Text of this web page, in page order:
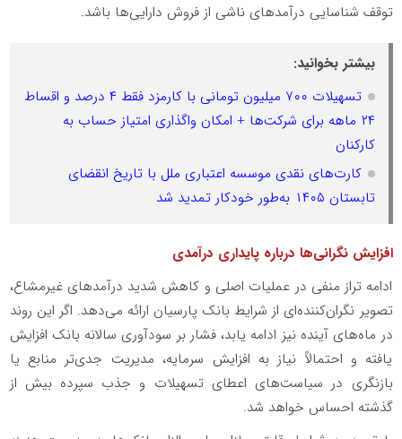
توقف شناسایی درآمدهای ناشی از فروش دارایی‌ها باشد.
بیشتر بخوانید:
تسهیلات ۷۰۰ میلیون تومانی با کارمزد فقط ۴ درصد و اقساط
۲۴ ماهه برای شرکت‌ها + امکان واگذاری امتیاز حساب به
کارکنان
کارت‌های نقدی موسسه اعتباری ملل با تاریخ انقضای
تابستان ۱۴۰۵ به‌طور خودکار تمدید شد
افزایش نگرانی‌ها درباره پایداری درآمدی
ادامه تراز منفی در عملیات اصلی و کاهش شدید درآمدهای غیرمشاع،
تصویر نگران‌کننده‌ای از شرایط بانک پارسیان ارائه می‌دهد. اگر این روند
در ماه‌های آینده نیز ادامه یابد، فشار بر سودآوری سالانه بانک افزایش
یافته و احتمالاً نیاز به افزایش سرمایه، مدیریت جدی‌تر منابع یا
بازنگری در سیاست‌های اعطای تسهیلات و جذب سپرده بیش از
گذشته احساس خواهد شد.